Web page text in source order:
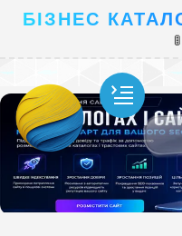
БІЗНЕС